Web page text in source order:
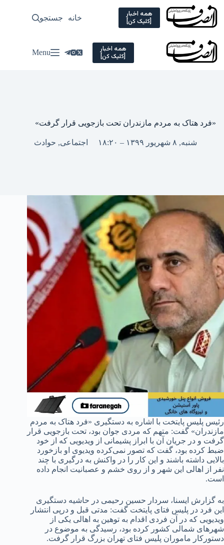
Skip
content
همه اخبار
[کلیک کن] خانه سیاسی
جستجو
همه اخبار
[کلیک کن] Menu
«فرد هتاک به مردم مازندران تحت بازجویی قرار گرفت»
شنبه, ۸ شهریور ۱۳۹۹ – ۱۸:۲۰ اجتماعی, حوادث
رئیس پلیس پایتخت با اشاره به دستگیری «فرد هتاک به مردم
مازندران» گفت: متهم که مردی جوان بود، تحت بازجویی قرار
گرفت و در جریان آن با ابراز پشیمانی از ویدیویی که از خود
ضبط کرده بود، گفت که تصور نمی‌کرده ویدیوی او بازخورد
بالایی داشته باشند و این کار را در واکنش به درگیری با چند
نفر از اهالی این شهر و از روی خشم و عصبانیت انجام داده
است.
به گزارش ایسنا، سردار حسین رحیمی در حاشیه دستگیری
این فرد در پلیس فتای پایتخت گفت: مدتی قبل و درپی انتشار
ویدیویی که در آن فردی اقدام به توهین به اهالی یکی از
شهرهای شمالی کشور کرده بود، رسیدگی به موضوع در
دستورکار ماموران پلیس فتای تهران بزرگ قرار گرفت.